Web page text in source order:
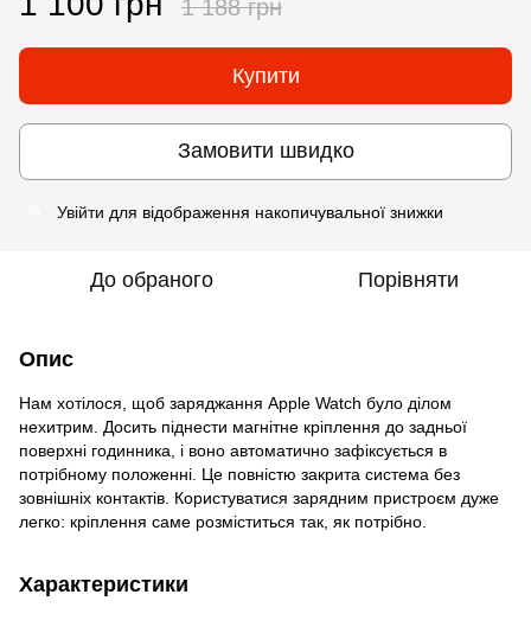
1 188 грн
Купити
Замовити швидко
Увійти для відображення накопичувальної знижки
До обраного Порівняти
Опис
Нам хотілося, щоб заряджання Apple Watch було ділом
нехитрим. Досить піднести магнітне кріплення до задньої
поверхні годинника, і воно автоматично зафіксується в
потрібному положенні. Це повністю закрита система без
зовнішніх контактів. Користуватися зарядним пристроєм дуже
легко: кріплення саме розміститься так, як потрібно.
Характеристики